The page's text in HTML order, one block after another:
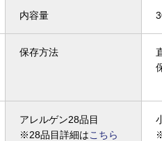
内容量
保存方法
アレルゲン28品目
※28品目詳細はこちら